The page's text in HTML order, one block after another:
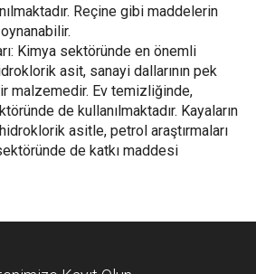
Reçine gibi maddelerin
Kimya sektöründe en önemli
asit, sanayi dallarının pek
malzemedir. Ev temizliğinde,
de kullanılmaktadır. Kayaların
asitle, petrol araştırmaları
de katkı maddesi